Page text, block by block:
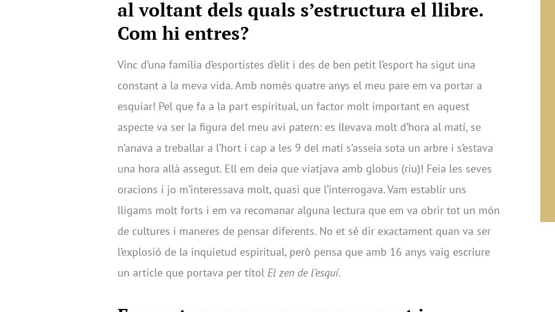
al voltant dels quals s’estructura el llibre.
Com hi entres?
Vinc d’una família d’esportistes d’elit i des de ben petit l’esport ha sigut una
constant a la meva vida. Amb només quatre anys el meu pare em va portar a
esquiar! Pel que fa a la part espiritual, un factor molt important en aquest
aspecte va ser la figura del meu avi patern: es llevava molt d’hora al matí, se
n’anava a treballar a l’hort i cap a les 9 del matí s’asseia sota un arbre i s’estava
una hora allà assegut. Ell em deia que viatjava amb globus (riu)! Feia les seves
oracions i jo m’interessava molt, quasi que l’interrogava. Vam establir uns
lligams molt forts i em va recomanar alguna lectura que em va obrir tot un món
de cultures i maneres de pensar diferents. No et sé dir exactament quan va ser
l’explosió de la inquietud espiritual, però pensa que amb 16 anys vaig escriure
un article que portava per títol El zen de l’esquí.